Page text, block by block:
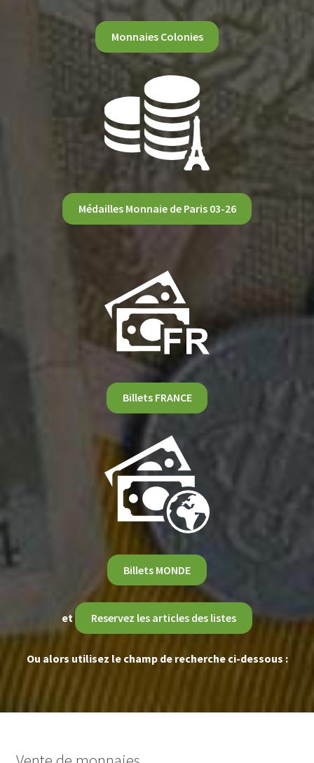
Monnaies Colonies
Médailles Monnaie de Paris 03-26
Billets FRANCE
Billets MONDE
et Reservez les articles des listes
Ou alors utilisez le champ de recherche ci-dessous :